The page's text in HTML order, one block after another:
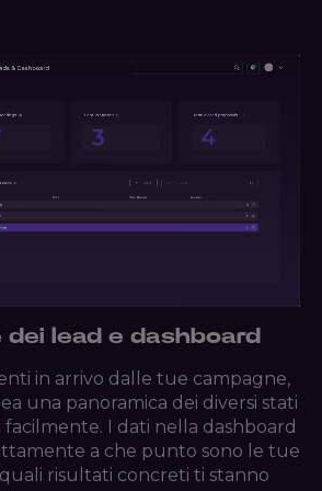
dei lead e dashboard
in arrivo dalle tue campagne,
una panoramica dei diversi stati
facilmente. I dati nella dashboard
a che punto sono le tue
risultati concreti ti stanno